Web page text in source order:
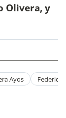
Olivera, y
Ayos Federico